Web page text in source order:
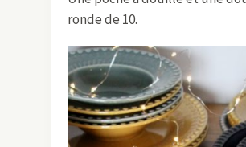
ronde de 10.